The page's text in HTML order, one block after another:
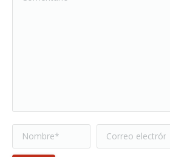
Nombre *
Correo electrónico
*